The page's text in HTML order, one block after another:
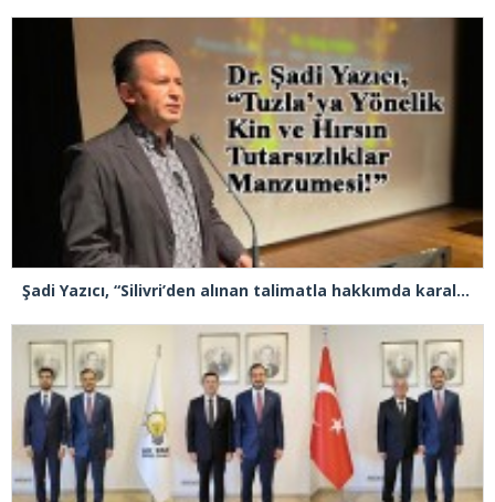
Şadi Yazıcı, “Silivri’den alınan talimatla hakkımda karalama kampanyası yürütülüyor”